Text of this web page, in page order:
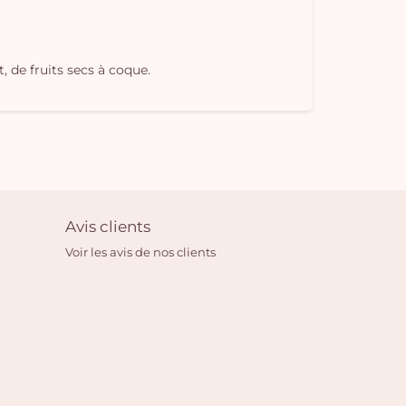
de fruits secs à coque.
Avis clients
Voir les avis de nos clients